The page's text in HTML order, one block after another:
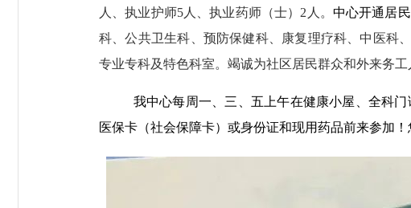
人、执业护师5人、执业药师（士） 2 人。 中心开通居
科、公共卫生科、预防保健科、康复理疗科、中医科
专业专科及特色科室。 竭诚为社区居民群众和外来务
我中心每周一、三、五上午在健康小屋、全科
医保卡（社会保障卡）或身份证和现用药品前来参加！